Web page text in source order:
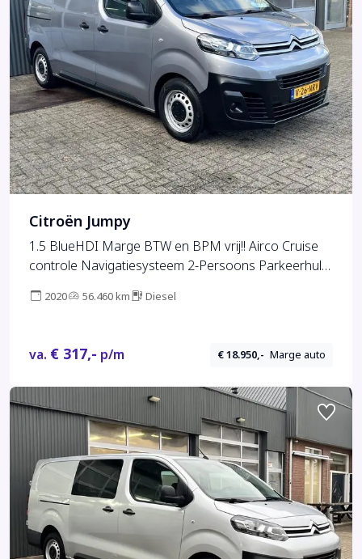
Citroën Jumpy
1.5 BlueHDI Marge BTW en BPM vrij!! Airco Cruise
controle Navigatiesysteem 2-Persoons Parkeerhulp
Btw vrij voor particulier gebruik !!
2020 56.460 km Diesel
va. € 317,- p/m € 18.950,- Marge auto